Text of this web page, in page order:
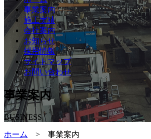
事業案内
施工実績
会社案内
お知らせ
採用情報
サイトマップ
お問い合わせ
事業案内
BUSINESS
ホーム > 事業案内